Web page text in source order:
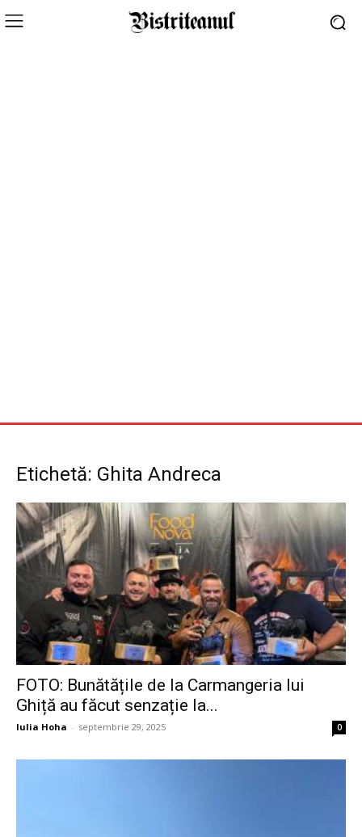
Etichetă: Ghita Andreca
FOTO: Bunătățile de la Carmangeria lui
Ghiță au făcut senzație la...
Iulia Hoha - septembrie 29, 2025 0